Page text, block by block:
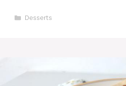
Catégories
Desserts